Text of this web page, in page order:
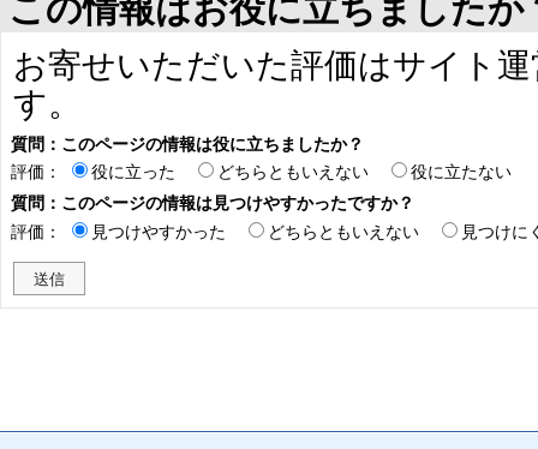
この情報はお役に立ちましたか
お寄せいただいた評価はサイト
す。
質問：このページの情報は役に立ちましたか？
評価：
役に立った どちらともいえない
役に立たない
質問：このページの情報は見つけやすかったですか？
評価：
見つけやすかった どちらともいえない 見つけに